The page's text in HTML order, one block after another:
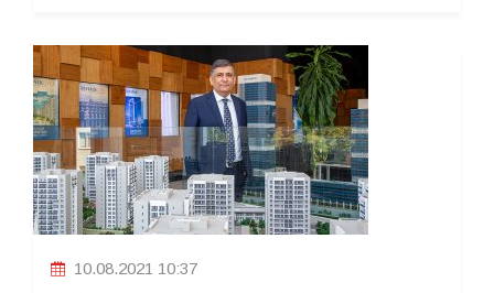
10.08.2021 10:37